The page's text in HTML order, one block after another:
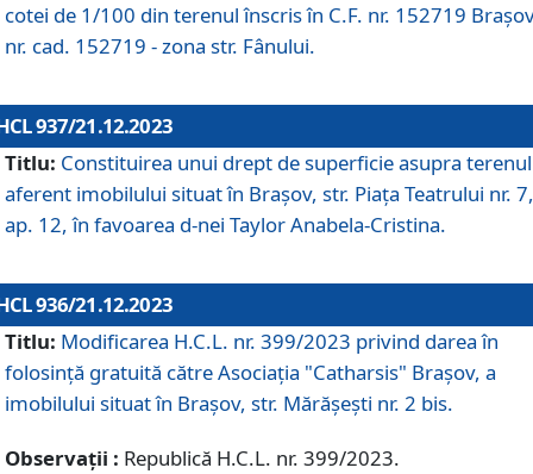
cotei de 1/100 din terenul înscris în C.F. nr. 152719
nr. cad. 152719 - zona str. Fânului.
937/21.12.2023
Titlu: Constituirea unui drept de superficie asupra
aferent imobilului situat în Brașov, str. Piața Teatrului nr. 7,
ap. 12, în favoarea d-nei Taylor Anabela-Cristina.
936/21.12.2023
Titlu: Modificarea H.C.L. nr. 399/2023 privind darea în
folosinţă gratuită către Asociaţia "Catharsis" Brașov, a
imobilului situat în Braşov, str. Mărăşeşti nr. 2 bis.
Observații : Republică H.C.L. nr. 399/2023.